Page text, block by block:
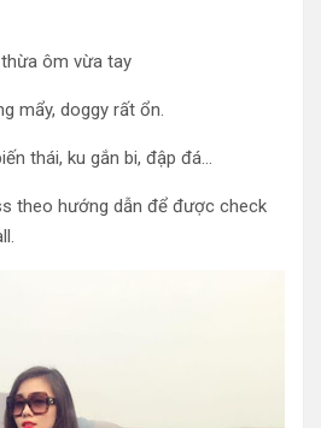
ôm vừa tay
mẩy, doggy rất ổn.
thái, ku gắn bi, đập đá…
theo hướng dẫn để được check